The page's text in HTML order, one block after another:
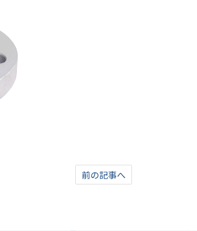
前の記事へ